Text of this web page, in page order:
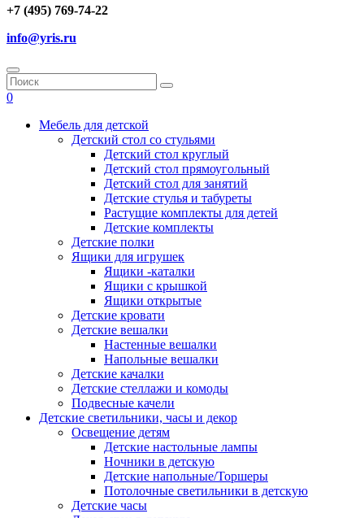
+7 (495) 769-74-22
info@yris.ru
0
Мебель для детской
Детский стол со стульями
Детский стол круглый
Детский стол прямоугольный
Детский стол для занятий
Детские стулья и табуреты
Растущие комплекты для детей
Детские комплекты
Детские полки
Ящики для игрушек
Ящики -каталки
Ящики с крышкой
Ящики открытые
Детские кровати
Детские вешалки
Настенные вешалки
Напольные вешалки
Детские качалки
Детские стеллажи и комоды
Подвесные качели
Детские светильники, часы и декор
Освещение детям
Детские настольные лампы
Ночники в детскую
Детские напольные/Торшеры
Потолочные светильники в детскую
Детские часы